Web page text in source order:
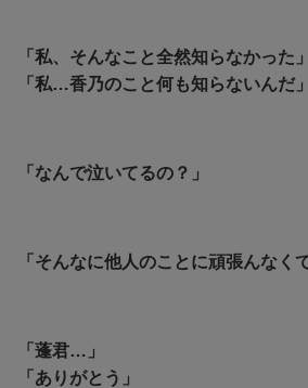
「私、そんなこと全然知らなかった」
「私…香乃のこと何も知らないんだ」
「なんで泣いてるの？」
「そんなに他人のことに頑張んなく
「蓬君…」
「ありがとう」